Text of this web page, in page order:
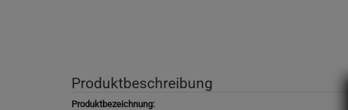
Produktbeschreibung
Produktbezeichnung: